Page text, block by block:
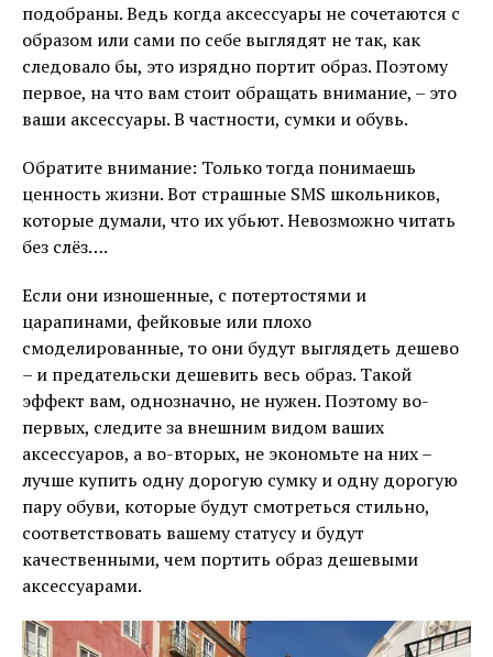
подобраны. Ведь когда аксессуары не сочетаются с
образом или сами по себе выглядят не так, как
следовало бы, это изрядно портит образ. Поэтому
первое, на что вам стоит обращать внимание, – это
ваши аксессуары. В частности, сумки и обувь.
Обратите внимание: Только тогда понимаешь
ценность жизни. Вот страшные SMS школьников,
которые думали, что их убьют. Невозможно читать
без слёз….
Если они изношенные, с потертостями и
царапинами, фейковые или плохо
смоделированные, то они будут выглядеть дешево
– и предательски дешевить весь образ. Такой
эффект вам, однозначно, не нужен. Поэтому во-
первых, следите за внешним видом ваших
аксессуаров, а во-вторых, не экономьте на них –
лучше купить одну дорогую сумку и одну дорогую
пару обуви, которые будут смотреться стильно,
соответствовать вашему статусу и будут
качественными, чем портить образ дешевыми
аксессуарами.